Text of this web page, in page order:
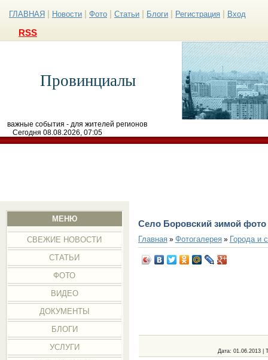
ГЛАВНАЯ Новости Фото Статьи Блоги Регистрация Вход
RSS
Провинциалы
важные события - для жителей регионов
Сегодня 08.08.2026, 07:05
МЕНЮ
СВЕЖИЕ НОВОСТИ
СТАТЬИ
ФОТО
ВИДЕО
ДОКУМЕНТЫ
БЛОГИ
УСЛУГИ
Село Боровский зимой фото
Главная» Фотогалерея» Города и
Дата: 01.06.2013 |